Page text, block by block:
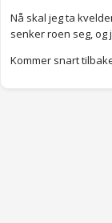
Nå skal jeg ta
senker roen seg, og
Kommer snart